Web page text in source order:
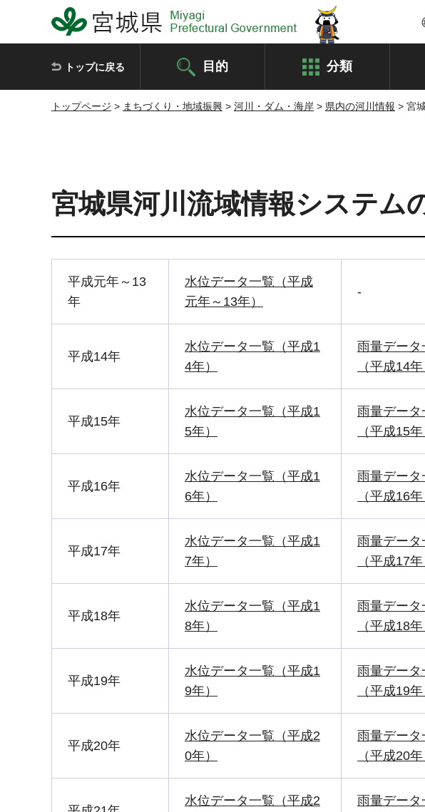
宮城県 Miyagi Prefectural Government
トップに戻る 目的 分類
トップページ > まちづくり・地域振興 > 河川・ダム・海岸 > 県内の河川情報 > 宮
宮城県河川流域情報システム
平成元年～13
年
水位データ一覧（平成
元年～13年）
-
平成14年
水位データ一覧（平成1
4年）
雨量データ
（平成14年
平成15年
水位データ一覧（平成1
5年）
雨量データ
（平成15年
平成16年
水位データ一覧（平成1
6年）
雨量データ
（平成16年
平成17年
水位データ一覧（平成1
7年）
雨量データ
（平成17年
平成18年
水位データ一覧（平成1
8年）
雨量データ
（平成18年
平成19年
水位データ一覧（平成1
9年）
雨量データ
（平成19年
平成20年
水位データ一覧（平成2
0年）
雨量データ
（平成20年
水位データ一覧（平成2
雨量データ